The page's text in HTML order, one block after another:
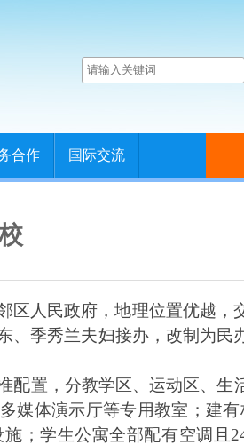
合作 国际交流
区人民政府，地理位置优越，
、季秀兰夫妇接办，改制为民
配置，分教学区、运动区、生
媒体演示厅等专用教室；建有
；学生公寓全部配有空调且